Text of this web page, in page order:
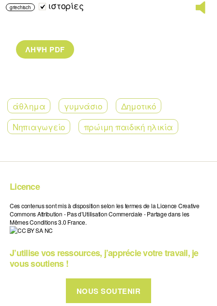
griechisch ιστορίες
άθλημα γυμνάσιο
Δημοτικό
Νηπιαγωγείο
πρώιμη παιδική ηλικία
Licence
Ces contenus sont mis à disposition selon les termes de la Licence Creative
Commons Attribution - Pas d’Utilisation Commerciale - Partage dans les
Mêmes Conditions 3.0 France.
J’utilise vos ressources, j’apprécie votre travail, je
vous soutiens !
NOUS SOUTENIR